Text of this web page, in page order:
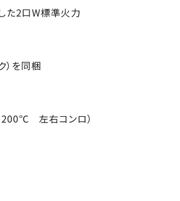
た2口W標準火力
）を同梱
200℃ 左右コンロ）